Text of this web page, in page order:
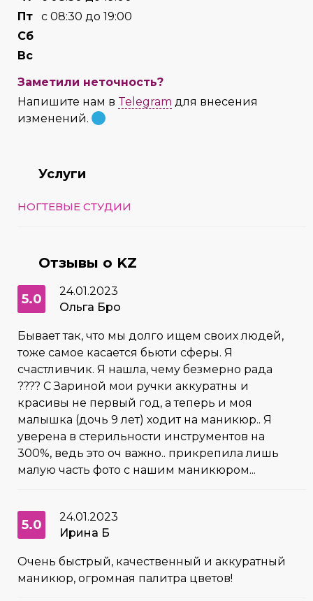
Пт
с 08:30 до 19:00
Сб
Вс
Заметили неточность?
Напишите нам в Telegram для внесения
изменений.
Услуги
НОГТЕВЫЕ СТУДИИ
Отзывы о KZ
5.0
24.01.2023
Ольга Бро
Бывает так, что мы долго ищем своих людей,
тоже самое касается бьюти сферы. Я
счастливчик. Я нашла, чему безмерно рада
???? С Зариной мои ручки аккуратны и
красивы не первый год, а теперь и моя
малышка (дочь 9 лет) ходит на маникюр.. Я
уверена в стерильности инструментов на
300%, ведь это оч важно.. прикрепила лишь
малую часть фото с нашим маникюром...
5.0
24.01.2023
Ирина Б
Очень быстрый, качественный и аккуратный
маникюр, огромная палитра цветов!